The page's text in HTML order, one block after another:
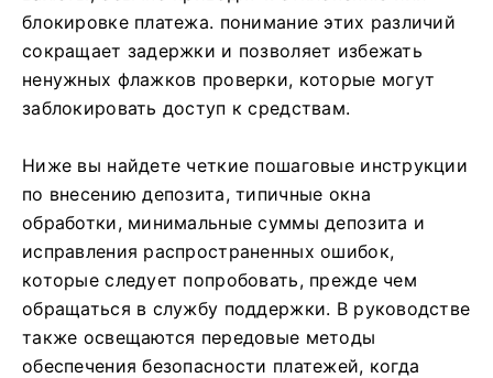
блокировке платежа. понимание этих различий
сокращает задержки и позволяет избежать
ненужных флажков проверки, которые могут
заблокировать доступ к средствам.
Ниже вы найдете четкие пошаговые инструкции
по внесению депозита, типичные окна
обработки, минимальные суммы депозита и
исправления распространенных ошибок,
которые следует попробовать, прежде чем
обращаться в службу поддержки. В руководстве
также освещаются передовые методы
обеспечения безопасности платежей, когда